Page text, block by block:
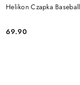
Helikon Czapka
Cena:
69.90